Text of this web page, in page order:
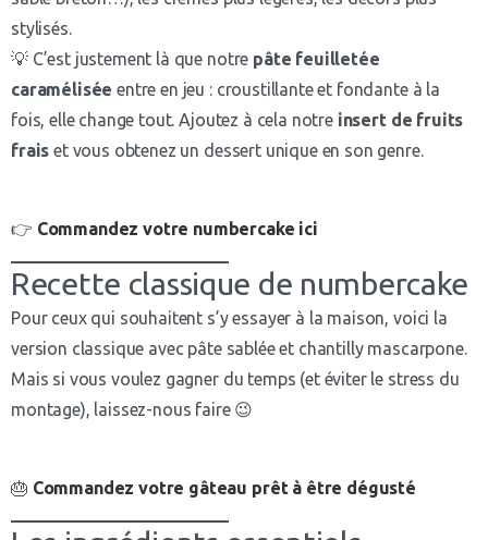
stylisés.
💡 C’est justement là que notre pâte feuilletée
caramélisée entre en jeu : croustillante et fondante à la
fois, elle change tout. Ajoutez à cela notre insert de fruits
frais et vous obtenez un dessert unique en son genre.
👉 Commandez votre numbercake ici
Recette classique de numbercake
Pour ceux qui souhaitent s’y essayer à la maison, voici la
version classique avec pâte sablée et chantilly mascarpone.
Mais si vous voulez gagner du temps (et éviter le stress du
montage), laissez-nous faire 😉
🎂 Commandez votre gâteau prêt à être dégusté